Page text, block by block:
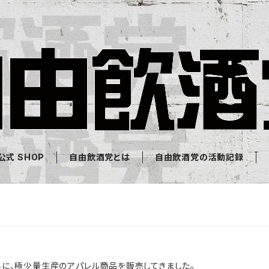
式 SHOP 自由飲酒党とは 自由飲酒党の活動記録
極少量生産のアパレル商品を販売してきました。